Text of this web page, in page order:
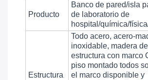
Producto
Banco de pared/isla
de laboratorio de
hospital/química/
Estructura
Todo acero, acero-
inoxidable, madera
estructura con marco
piso montado todos
el marco disponible y